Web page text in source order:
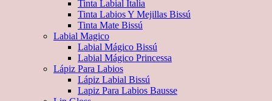
Tinta Labial Italia
Tinta Labios Y Mejillas Bissú
Tinta Mate Bissú
Labial Magico
Labial Mágico Bissú
Labial Mágico Princessa
Lápiz Para Labios
Lápiz Labial Bissú
Lapiz Para Labios Bausse